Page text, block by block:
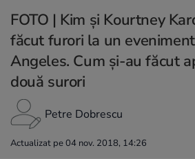
FOTO | Kim și Kourtney
făcut furori la un
Angeles. Cum și-au făcut
două surori
Petre Dobrescu
Actualizat pe 04 nov. 2018, 14:26